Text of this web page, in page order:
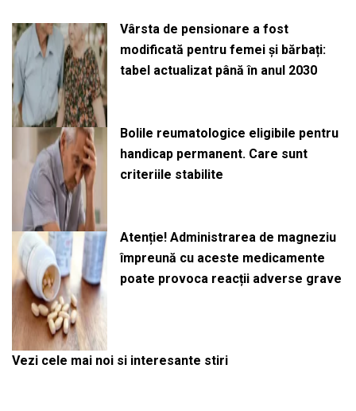
Vârsta de pensionare a fost
modificată pentru femei și bărbați:
tabel actualizat până în anul 2030
Bolile reumatologice eligibile pentru
handicap permanent. Care sunt
criteriile stabilite
Atenție! Administrarea de magneziu
împreună cu aceste medicamente
poate provoca reacții adverse grave
Vezi cele mai noi si interesante stiri